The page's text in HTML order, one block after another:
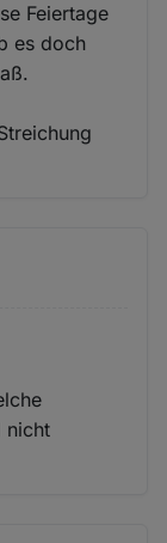
Feiertage
es doch
nicht